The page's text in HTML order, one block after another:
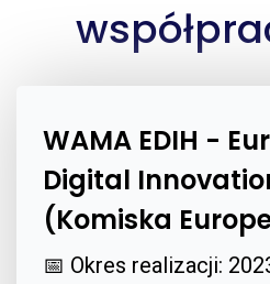
WAMA EDIH -
Digital
(Komiska
📅 Okres realizacji: